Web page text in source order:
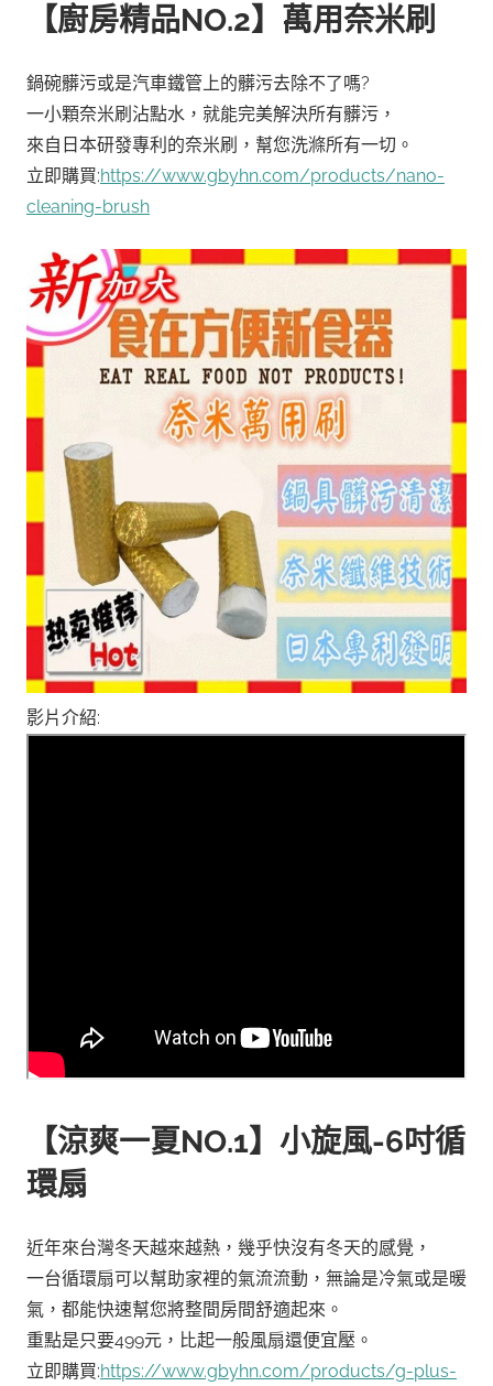
【廚房精品NO.2】萬用奈米刷
鍋碗髒污或是汽車鐵管上的髒污去除不了嗎?
一小顆奈米刷沾點水，就能完美解決所有髒污，
來自日本研發專利的奈米刷，幫您洗滌所有一切。
立即購買:https://www.gbyhn.com/products/nano-
cleaning-brush
影片介紹:
【涼爽一夏NO.1】小旋風-6吋循
環扇
近年來台灣冬天越來越熱，幾乎快沒有冬天的感覺，
一台循環扇可以幫助家裡的氣流流動，無論是冷氣或是暖
氣，都能快速幫您將整間房間舒適起來。
重點是只要499元，比起一般風扇還便宜壓。
立即購買:https://www.gbyhn.com/products/g-plus-